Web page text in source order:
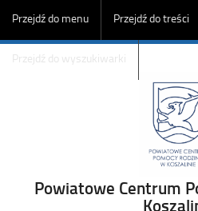
Przejdź do menu Przejdź do treści
Przejdź do wyszukiwarki
Powiatowe Centrum